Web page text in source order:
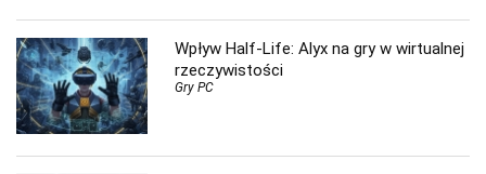
Wpływ Half-Life: Alyx na gry w wirtualnej
rzeczywistości
Gry PC